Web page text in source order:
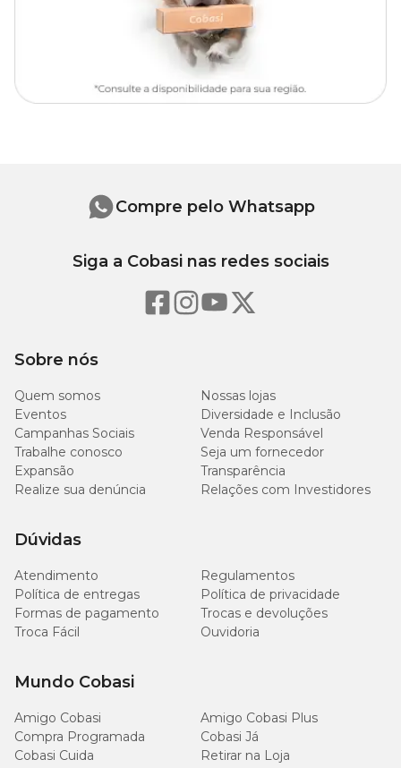
Sobre nós
Quem somos
Nossas lojas
Eventos
Diversidade e Inclusão
Campanhas Sociais
Venda Responsável
Trabalhe conosco
Seja um fornecedor
Expansão
Transparência
Realize sua denúncia
Relações com Investidores
Dúvidas
Atendimento
Regulamentos
Política de entregas
Política de privacidade
Formas de pagamento
Trocas e devoluções
Troca Fácil
Ouvidoria
Mundo Cobasi
Amigo Cobasi
Amigo Cobasi Plus
Compra Programada
Cobasi Já
Cobasi Cuida
Retirar na Loja
Compre pelo Whatsapp
Siga a Cobasi nas redes sociais